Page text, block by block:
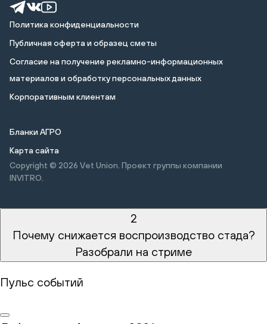
Политика конфиденциальности
Публичная оферта и образец сметы
Cогласие на получение рекламно-информационных
материалов и обработку персональных данных
Корпоративным клиентам
Бланки АГРО
Карта сайта
Copyright © 2026 Vet Union. Проект группы компании
INVITRO.
2
Почему снижается воспроизводство стада?
Разобрали на стриме
Пульс событий